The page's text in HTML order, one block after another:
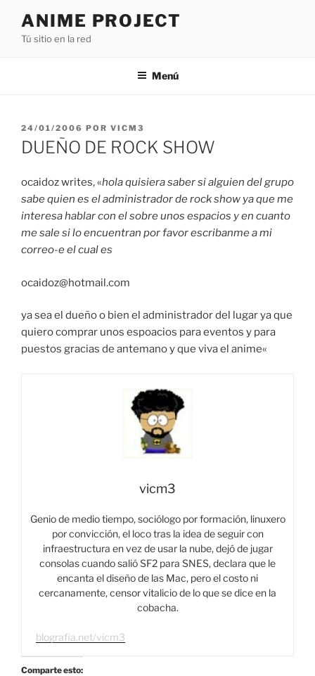
contenido
ANIME PROJECT
Tú sitio en la red
Menú
PUBLICADO
EL
24/01/2006 POR VICM3
DUEÑO DE ROCK SHOW
ocaidoz writes, «hola quisiera saber si alguien del grupo
sabe quien es el administrador de rock show ya que me
interesa hablar con el sobre unos espacios y en cuanto
me sale si lo encuentran por favor escribanme a mi
correo-e el cual es
ocaidoz@hotmail.com
ya sea el dueño o bien el administrador del lugar ya que
quiero comprar unos espoacios para eventos y para
puestos gracias de antemano y que viva el anime«
vicm3
Genio de medio tiempo, sociólogo por formación, linuxero
por convicción, el loco tras la idea de seguir con
infraestructura en vez de usar la nube, dejó de jugar
consolas cuando salió SF2 para SNES, declara que le
encanta el diseño de las Mac, pero el costo ni
cercanamente, censor vitalicio de lo que se dice en la
cobacha.
blografia.net/vicm3
Comparte esto: